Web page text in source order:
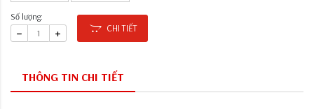
Số lượng:
CHI TIẾT
THÔNG TIN CHI TIẾT